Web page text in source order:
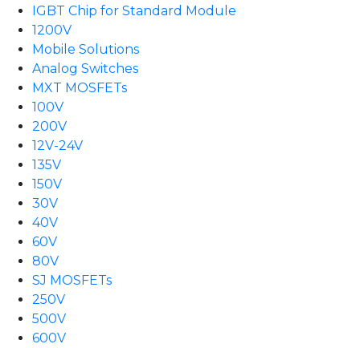
IGBT Chip for Standard Module
1200V
Mobile Solutions
Analog Switches
MXT MOSFETs
100V
200V
12V-24V
135V
150V
30V
40V
60V
80V
SJ MOSFETs
250V
500V
600V